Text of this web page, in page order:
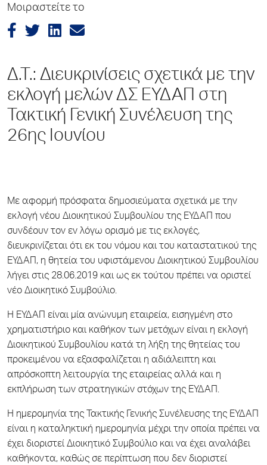
Μοιραστείτε το
Δ.Τ.: Διευκρινίσεις σχετικά με την
εκλογή μελών ΔΣ ΕΥΔΑΠ στη
Τακτική Γενική Συνέλευση της
26ης Ιουνίου
Με αφορμή πρόσφατα δημοσιεύματα σχετικά με την
εκλογή νέου Διοικητικού Συμβουλίου της ΕΥΔΑΠ που
συνδέουν τον εν λόγω ορισμό με τις εκλογές,
διευκρινίζεται ότι εκ του νόμου και του καταστατικού της
ΕΥΔΑΠ, η θητεία του υφιστάμενου Διοικητικού Συμβουλίου
λήγει στις 28.06.2019 και ως εκ τούτου πρέπει να οριστεί
νέο Διοικητικό Συμβούλιο.
Η ΕΥΔΑΠ είναι μία ανώνυμη εταιρεία, εισηγμένη στο
χρηματιστήριο και καθήκον των μετόχων είναι η εκλογή
Διοικητικού Συμβουλίου κατά τη λήξη της θητείας του
προκειμένου να εξασφαλίζεται η αδιάλειπτη και
απρόσκοπτη λειτουργία της εταιρείας αλλά και η
εκπλήρωση των στρατηγικών στόχων της ΕΥΔΑΠ.
Η ημερομηνία της Τακτικής Γενικής Συνέλευσης της ΕΥΔΑΠ
είναι η καταληκτική ημερομηνία μέχρι την οποία πρέπει να
έχει διοριστεί Διοικητικό Συμβούλιο και να έχει αναλάβει
καθήκοντα, καθώς σε περίπτωση που δεν διοριστεί